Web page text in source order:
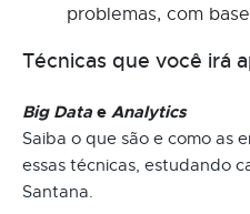
problemas, com
Técnicas que você irá
Big Data e Analytics
Saiba o que são e como as
essas técnicas, estudando
Santana.